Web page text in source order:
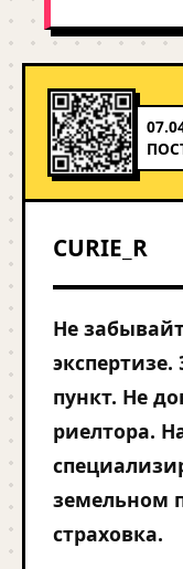
CURIE_R
Не
пункт. Не
риелтора.
земельном
страховка.